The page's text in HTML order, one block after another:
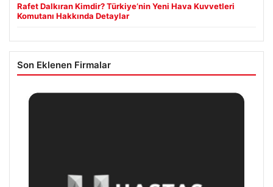
Rafet Dalkıran Kimdir? Türkiye’nin Yeni Hava Kuvvetleri
Komutanı Hakkında Detaylar
Son Eklenen Firmalar